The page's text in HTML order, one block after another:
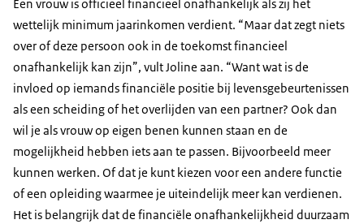
Een vrouw is officieel financieel onafhankelijk als zij het
wettelijk minimum jaarinkomen verdient. “Maar dat zegt niets
over of deze persoon ook in de toekomst financieel
onafhankelijk kan zijn”, vult Joline aan. “Want wat is de
invloed op iemands financiële positie bij levensgebeurtenissen
als een scheiding of het overlijden van een partner? Ook dan
wil je als vrouw op eigen benen kunnen staan en de
mogelijkheid hebben iets aan te passen. Bijvoorbeeld meer
kunnen werken. Of dat je kunt kiezen voor een andere functie
of een opleiding waarmee je uiteindelijk meer kan verdienen.
Het is belangrijk dat de financiële onafhankelijkheid duurzaam